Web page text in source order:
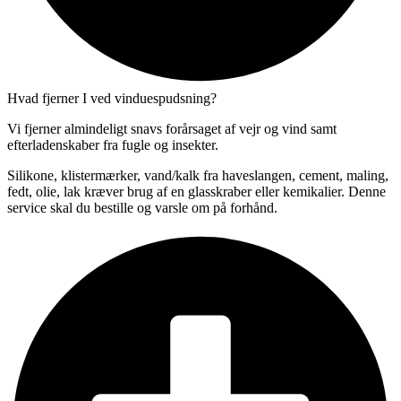
Hvad fjerner I ved vinduespudsning?
Vi fjerner almindeligt snavs forårsaget af vejr og vind samt
efterladenskaber fra fugle og insekter.
Silikone, klistermærker, vand/kalk fra haveslangen, cement, maling,
fedt, olie, lak kræver brug af en glasskraber eller kemikalier. Denne
service skal du bestille og varsle om på forhånd.